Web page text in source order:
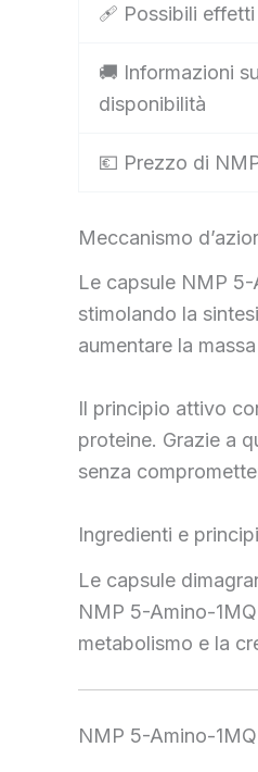
🩹 Possibili
🚚 Informazioni
disponibilità
💶 Prezzo di
Meccanismo
Le capsule NMP
stimolando la
aumentare la
Il principio attivo
proteine. Grazie a
senza
Ingredienti e
Le capsule
NMP 5-Amino-
metabolismo e la
NMP 5-Amino-1MQ